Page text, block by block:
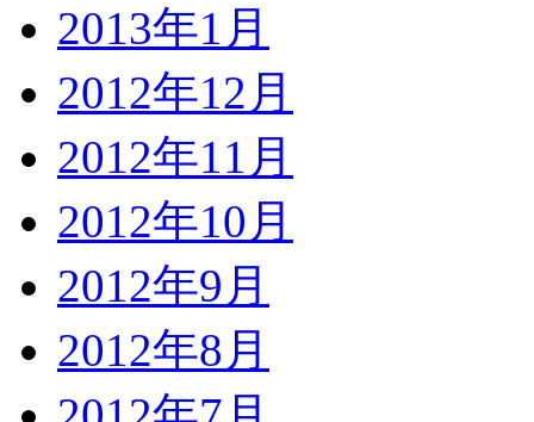
2013年1月
2012年12月
2012年11月
2012年10月
2012年9月
2012年8月